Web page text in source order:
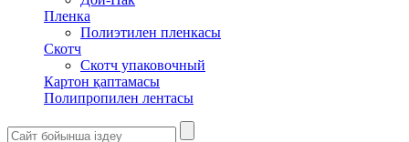
Пленка
Полиэтилен пленкасы
Скотч
Скотч упаковочный
Картон қаптамасы
Полипропилен лентасы